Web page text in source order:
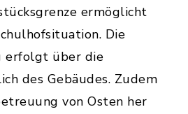
ermöglicht
Die
erfolgt über die
des Gebäudes. Zudem
von Osten her